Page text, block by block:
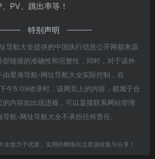
PV、跳出率等！
特别声明
导航大全提供的中国执行信息公开网都来源
部链接的准确性和完整性，同时，对于该外
由星海导航-网址导航大全实际控制，在
午5:09收录时，该网页上的内容，都属于合
的内容如出现违规，可以直接联系网站管理
导航-网址导航大全不承担任何责任。
全致力于优质、实用的网络站点资源收集与分享！